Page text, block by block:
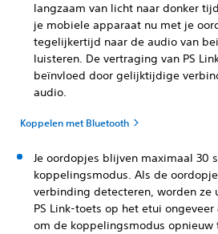
langzaam van licht naar donker
je mobiele apparaat nu met je
tegelijkertijd naar de audio van
luisteren. De vertraging van PS
beïnvloed door gelijktijdige
audio.
Koppelen met Bluetooth
Je oordopjes blijven maximaal 30
koppelingsmodus. Als de
verbinding detecteren, worden ze
PS Link-toets op het etui
om de koppelingsmodus opnieuw